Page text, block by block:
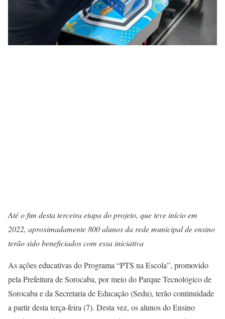
Até o fim desta terceira etapa do projeto, que teve início em
2022, aproximadamente 800 alunos da rede municipal de ensino
terão sido beneficiados com essa iniciativa
As ações educativas do Programa “PTS na Escola”, promovido
pela Prefeitura de Sorocaba, por meio do Parque Tecnológico de
Sorocaba e da Secretaria de Educação (Sedu), terão continuidade
a partir desta terça-feira (7). Desta vez, os alunos do Ensino